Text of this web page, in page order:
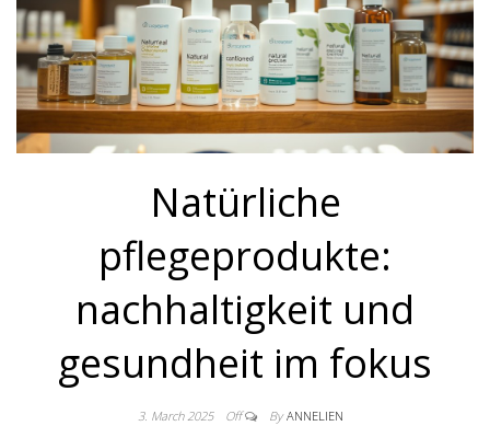
Natürliche
pflegeprodukte:
nachhaltigkeit und
gesundheit im fokus
3. March 2025 Off By ANNELIEN